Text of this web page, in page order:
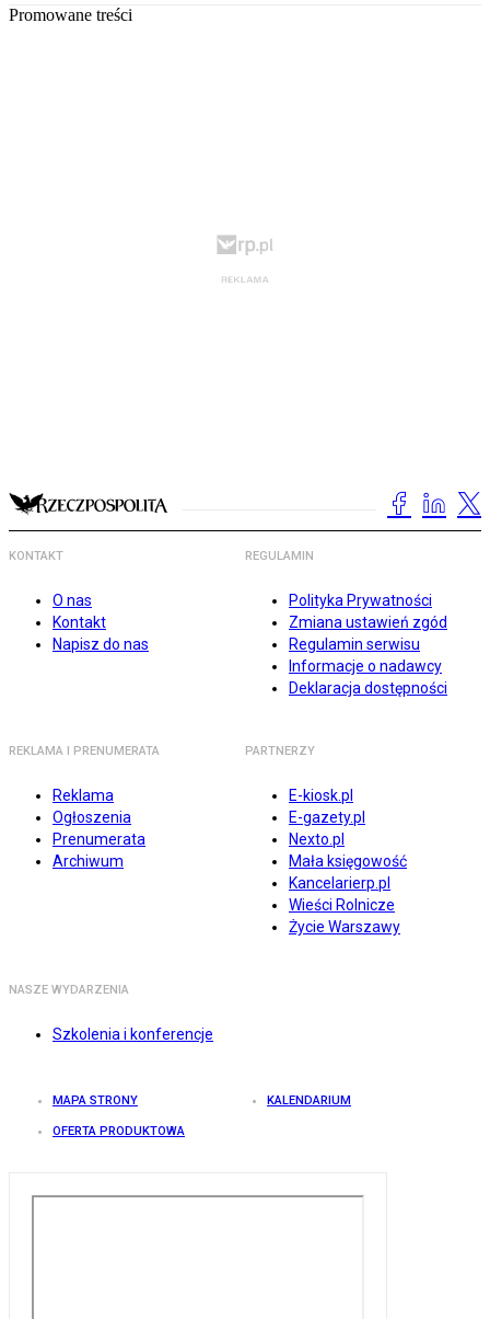
Promowane treści
KONTAKT
O nas
Kontakt
Napisz do nas
REGULAMIN
Polityka Prywatności
Zmiana ustawień zgód
Regulamin serwisu
Informacje o nadawcy
Deklaracja dostępności
REKLAMA I PRENUMERATA
Reklama
Ogłoszenia
Prenumerata
Archiwum
PARTNERZY
E-kiosk.pl
E-gazety.pl
Nexto.pl
Mała księgowość
Kancelarierp.pl
Wieści Rolnicze
Życie Warszawy
NASZE WYDARZENIA
Szkolenia i konferencje
MAPA STRONY KALENDARIUM
OFERTA PRODUKTOWA